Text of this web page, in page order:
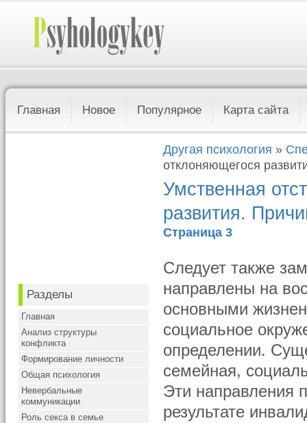
Главная Новое Популярное Карта сайта
Разделы
Главная
Анализ структуры
конфликта
Формирование личности
Общая психология
Невербальные
коммуникации
Роль секса в семье
Другая психология »
отклоняющегося
Умственная
развития.
Страница 3
Следует также
направлены на
основными
социальное
определении.
семейная,
Эти направления
результате